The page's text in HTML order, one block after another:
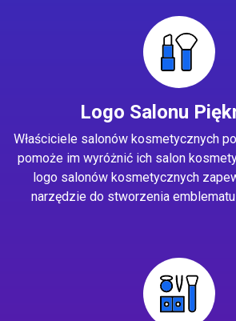
Logo Salonu
Właściciele salonów kosmetycznych
pomoże im wyróżnić ich salon
logo salonów kosmetycznych
narzędzie do stworzenia